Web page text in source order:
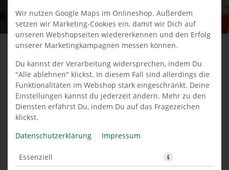
Wir nutzen Google Maps im Onlineshop. Außerdem
setzen wir Marketing-Cookies ein, damit wir Dich auf
unseren Webshopseiten wiedererkennen und den Erfolg
unserer Marketingkampagnen messen können.
Du kannst der Verarbeitung widersprechen, indem Du
"Alle ablehnen" klickst. In diesem Fall sind allerdings die
Funktionalitäten im Webshop stark eingeschränkt. Deine
Einstellungen kannst du jederzeit ändern. Mehr zu den
Diensten erfährst Du, indem Du auf das Fragezeichen
klickst.
Datenschutzerklärung
Impressum
Essenziell
PIZZA MARGHERITA 34 CM